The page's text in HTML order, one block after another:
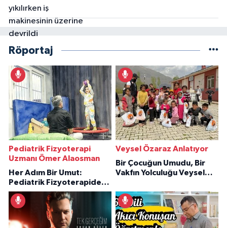
Röportaj
Pediatrik Fizyoterapi
Uzmanı Ömer Alaosman
Her Adım Bir Umut:
Pediatrik Fizyoterapiden
İlham Veren Hikâyeler
Veysel Özaraz Anlatıyor
Bir Çocuğun Umudu, Bir
Vakfın Yolculuğu Veysel